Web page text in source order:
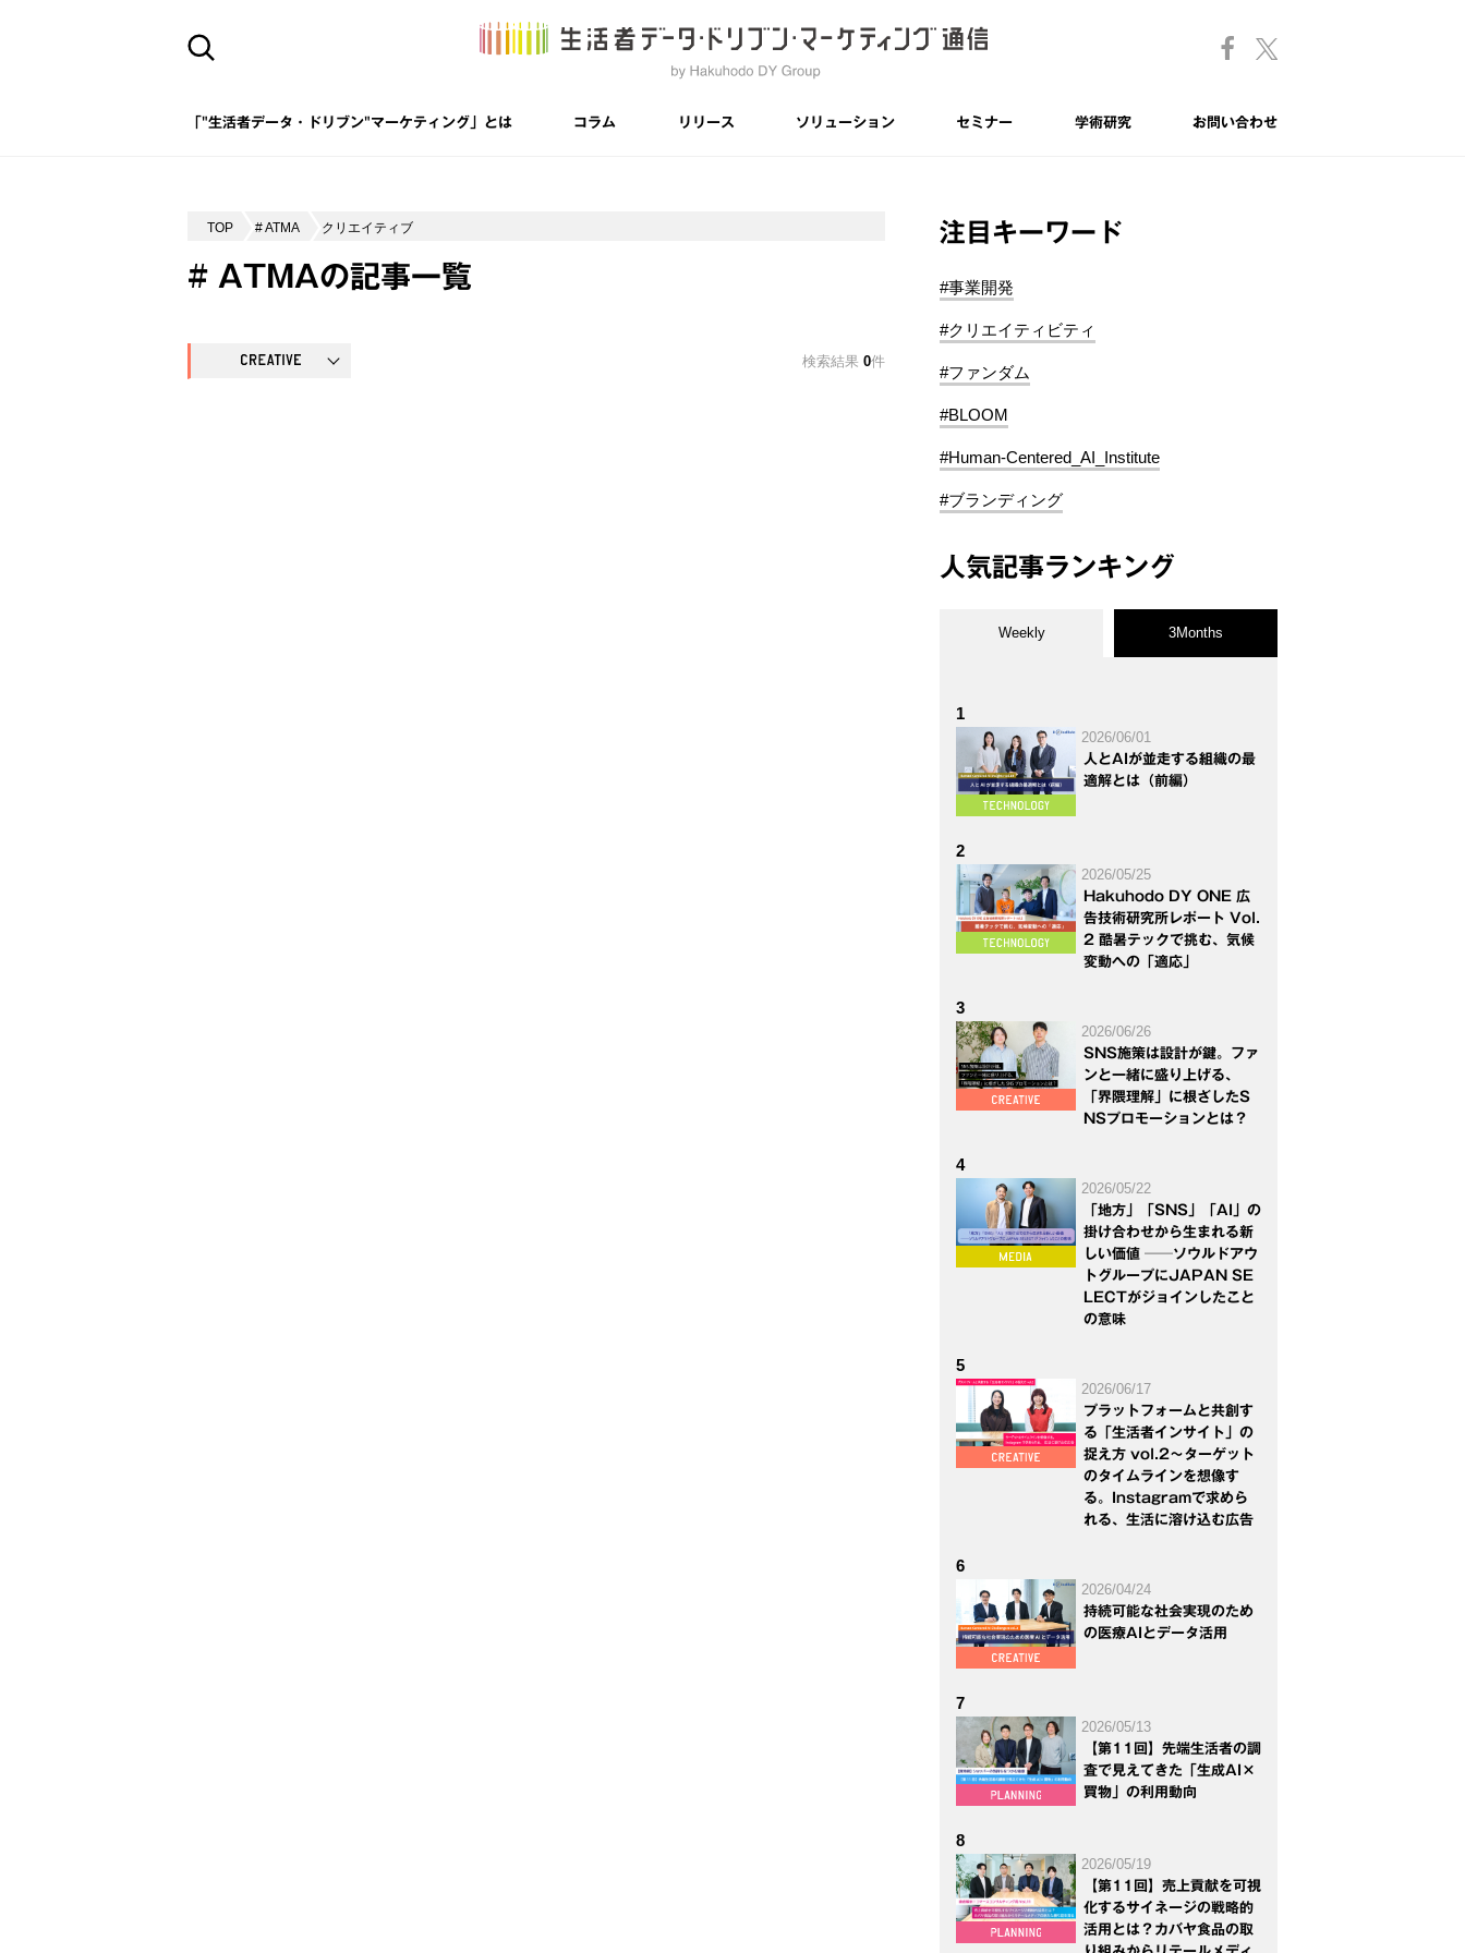
「"生活者データ・ドリブン"マーケティング」とは コラム リリース ソリューション セミナー 学術研究 お問い合わせ
TOP # ATMA クリエイティブ
# ATMAの記事一覧
検索結果 0件
注目キーワード
#事業開発
#クリエイティビティ
#ファンダム
#BLOOM
#Human-Centered_AI_Institute
#ブランディング
人気記事ランキング
Weekly 3Months
1
2026/06/01
人とAIが並走する組織の最
適解とは（前編）
2
2026/05/25
Hakuhodo DY ONE 広
告技術研究所レポート Vol.
2 酷暑テックで挑む、気候
変動への「適応」
3
2026/06/26
SNS施策は設計が鍵。ファ
ンと一緒に盛り上げる、
「界隈理解」に根ざしたS
NSプロモーションとは？
4
2026/05/22
「地方」「SNS」「AI」の
掛け合わせから生まれる新
しい価値 ──ソウルドアウ
トグループにJAPAN SE
LECTがジョインしたこと
の意味
5
2026/06/17
プラットフォームと共創す
る「生活者インサイト」の
捉え方 vol.2～ターゲット
のタイムラインを想像す
る。Instagramで求めら
れる、生活に溶け込む広告
6
2026/04/24
持続可能な社会実現のため
の医療AIとデータ活用
7
2026/05/13
【第11回】先端生活者の調
査で見えてきた「生成AI×
買物」の利用動向
8
2026/05/19
【第11回】売上貢献を可視
化するサイネージの戦略的
活用とは？カバヤ食品の取